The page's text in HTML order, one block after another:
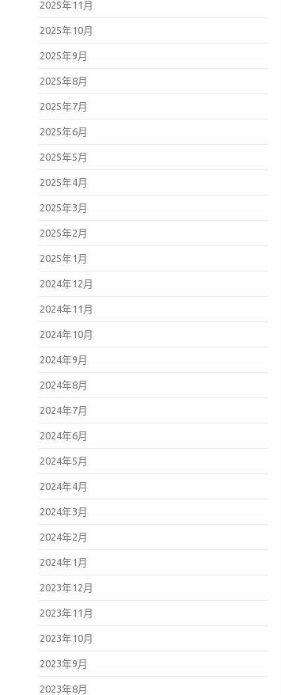
2025年11月
2025年10月
2025年9月
2025年8月
2025年7月
2025年6月
2025年5月
2025年4月
2025年3月
2025年2月
2025年1月
2024年12月
2024年11月
2024年10月
2024年9月
2024年8月
2024年7月
2024年6月
2024年5月
2024年4月
2024年3月
2024年2月
2024年1月
2023年12月
2023年11月
2023年10月
2023年9月
2023年8月